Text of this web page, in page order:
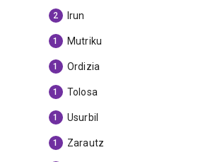
2 Irun
1 Mutriku
1 Ordizia
1 Tolosa
1 Usurbil
1 Zarautz